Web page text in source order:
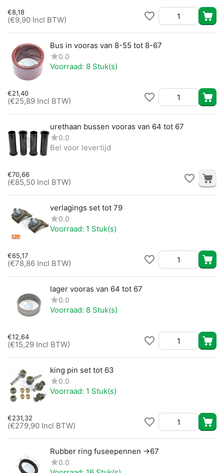
€8,18
(€9,90 Incl BTW)
Bus in vooras van 8-55 tot 8-67
0.0
Voorraad: 8 Stuk(s)
€21,40
(€25,89 Incl BTW)
urethaan bussen vooras van 64 tot 67
0.0
Bel voor levertijd
€70,66
(€85,50 Incl BTW)
verlagings set tot 79
0.0
Voorraad: 1 Stuk(s)
€65,17
(€78,86 Incl BTW)
lager vooras van 64 tot 67
0.0
Voorraad: 8 Stuk(s)
€12,64
(€15,29 Incl BTW)
king pin set tot 63
0.0
Voorraad: 1 Stuk(s)
€231,32
(€279,90 Incl BTW)
Rubber ring fuseepennen ->67
0.0